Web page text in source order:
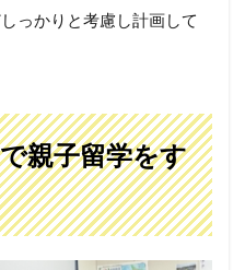
っかりと考慮し計画して
親子留学をす